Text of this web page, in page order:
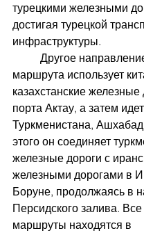
турецкими железными
достигая турецкой
инфраструктуры.
маршрута использует
казахстанские железные
порта Актау, а затем
Туркменистана,
этого он соединяет
железные дороги с
железными дорогами в
Боруне, продолжаясь в
Персидского залива. Все
маршруты находятся в